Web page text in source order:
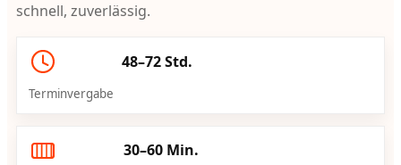
schnell, zuverlässig.
48–72 Std.
Terminvergabe
30–60 Min.